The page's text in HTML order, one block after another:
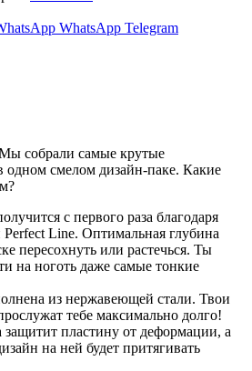
WhatsApp Telegram
собрали самые крутые
одном смелом дизайн-паке. Какие
с первого раза благодаря
Line. Оптимальная глубина
пересохнуть или растечься. Ты
на ноготь даже самые тонкие
из нержавеющей стали. Твои
тебе максимально долго!
защитит пластину от деформации, а
на ней будет притягивать